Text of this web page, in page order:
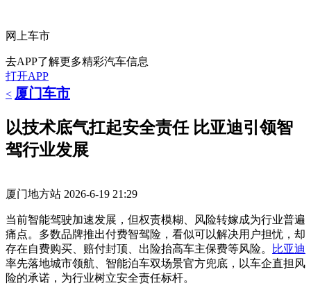
网上车市
去APP了解更多精彩汽车信息
打开APP
< 厦门车市
以技术底气扛起安全责任 比亚迪引领智
驾行业发展
厦门地方站 2026-6-19 21:29
当前智能驾驶加速发展，但权责模糊、风险转嫁成为行业普遍
痛点。多数品牌推出付费智驾险，看似可以解决用户担忧，却
存在自费购买、赔付封顶、出险抬高车主保费等风险。
比亚迪
率先落地城市领航、智能泊车双场景官方兜底，以车企直担风
险的承诺，为行业树立安全责任标杆。